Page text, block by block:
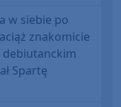
w siebie po
znakomicie
debiutanckim
Spartę